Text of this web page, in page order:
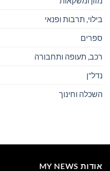
בילוי, תרבות ופנאי
ספרים
רכב, תעופה ותחבורה
נדל"ן
השכלה וחינוך
אודות MY NEWS